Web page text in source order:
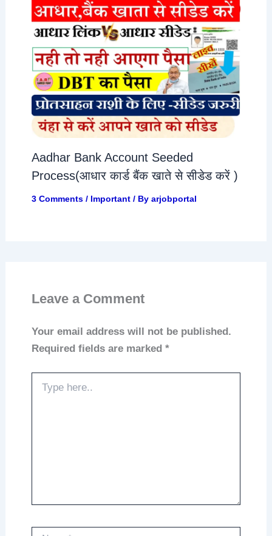
Aadhar Bank Account Seeded
Process(आधार कार्ड बैंक खाते से सीडेड करें )
3 Comments / Important/ By arjobportal
Leave a Comment
Your email address will not be published.
Required fields are marked *
here..